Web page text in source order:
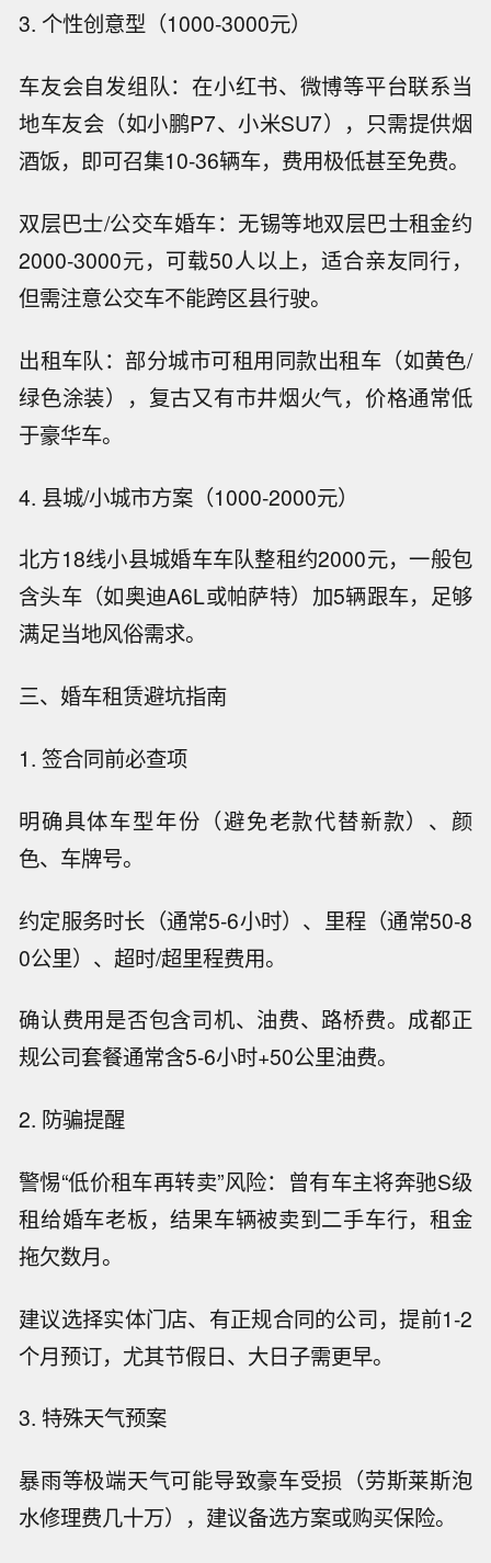
3. 个性创意型（1000-3000元）
车友会自发组队：在小红书、微博等平台联系当
地车友会（如小鹏P7、小米SU7），只需提供烟
酒饭，即可召集10-36辆车，费用极低甚至免费。
双层巴士/公交车婚车：无锡等地双层巴士租金约
2000-3000元，可载50人以上，适合亲友同行，
但需注意公交车不能跨区县行驶。
出租车队：部分城市可租用同款出租车（如黄色/
绿色涂装），复古又有市井烟火气，价格通常低
于豪华车。
4. 县城/小城市方案（1000-2000元）
北方18线小县城婚车车队整租约2000元，一般包
含头车（如奥迪A6L或帕萨特）加5辆跟车，足够
满足当地风俗需求。
三、婚车租赁避坑指南
1. 签合同前必查项
明确具体车型年份（避免老款代替新款）、颜
色、车牌号。
约定服务时长（通常5-6小时）、里程（通常50-8
0公里）、超时/超里程费用。
确认费用是否包含司机、油费、路桥费。成都正
规公司套餐通常含5-6小时+50公里油费。
2. 防骗提醒
警惕“低价租车再转卖”风险：曾有车主将奔驰S级
租给婚车老板，结果车辆被卖到二手车行，租金
拖欠数月。
建议选择实体门店、有正规合同的公司，提前1-2
个月预订，尤其节假日、大日子需更早。
3. 特殊天气预案
暴雨等极端天气可能导致豪车受损（劳斯莱斯泡
水修理费几十万），建议备选方案或购买保险。